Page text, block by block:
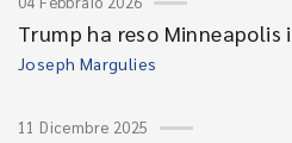
Trump ha reso Minneapolis
Joseph Margulies
11 Dicembre 2025